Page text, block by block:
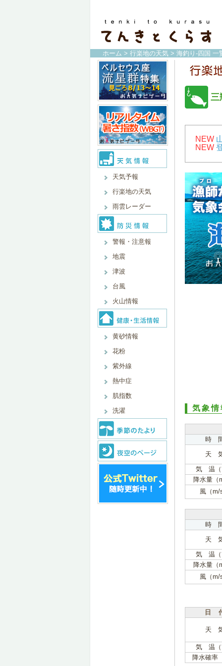
ホーム > 行楽地の天気 > 海釣り-四国 一
天気予報
行楽地の天気
雨雲レーダー
警報・注意報
地震
津波
台風
火山情報
黄砂情報
花粉
紫外線
熱中症
肌指数
洗濯
三
NEW
NEW
気象情
時
天
気 温
降水量（
風（m/
時
天
気 温
降水量（
風（m/
日
天
気 温
降水確率